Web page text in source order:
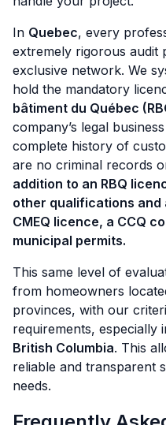
In Quebec, every
extremely rigorous audit
exclusive network. We
hold the mandatory
bâtiment du Québec
company’s legal
complete history of
are no criminal records
addition to an RBQ
other qualifications and
CMEQ licence, a CCQ
municipal permits.
This same level of
from homeowners
provinces, with our
requirements, especially
British Columbia. This
reliable and transparent
needs.